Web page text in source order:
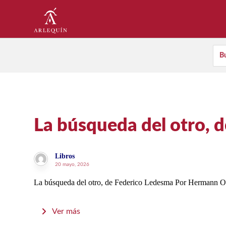
La búsqueda del otro,
Libros
20 mayo, 2026
La búsqueda del otro, de Federico Ledesma Por Hermann
Ver más